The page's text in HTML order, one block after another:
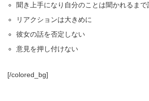
聞き上手になり自分のことは聞かれるまで
リアクションは大きめに
彼女の話を否定しない
意見を押し付けない
[/colored_bg]